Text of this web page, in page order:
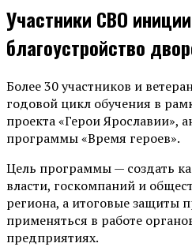
Участники СВО
благоустройство
Более 30 участников и
годовой цикл обучения в
проекта «Герои Ярославии»,
программы «Время героев».
Цель программы — создать
власти, госкомпаний и
региона, а итоговые защиты
применяться в работе
предприятиях.